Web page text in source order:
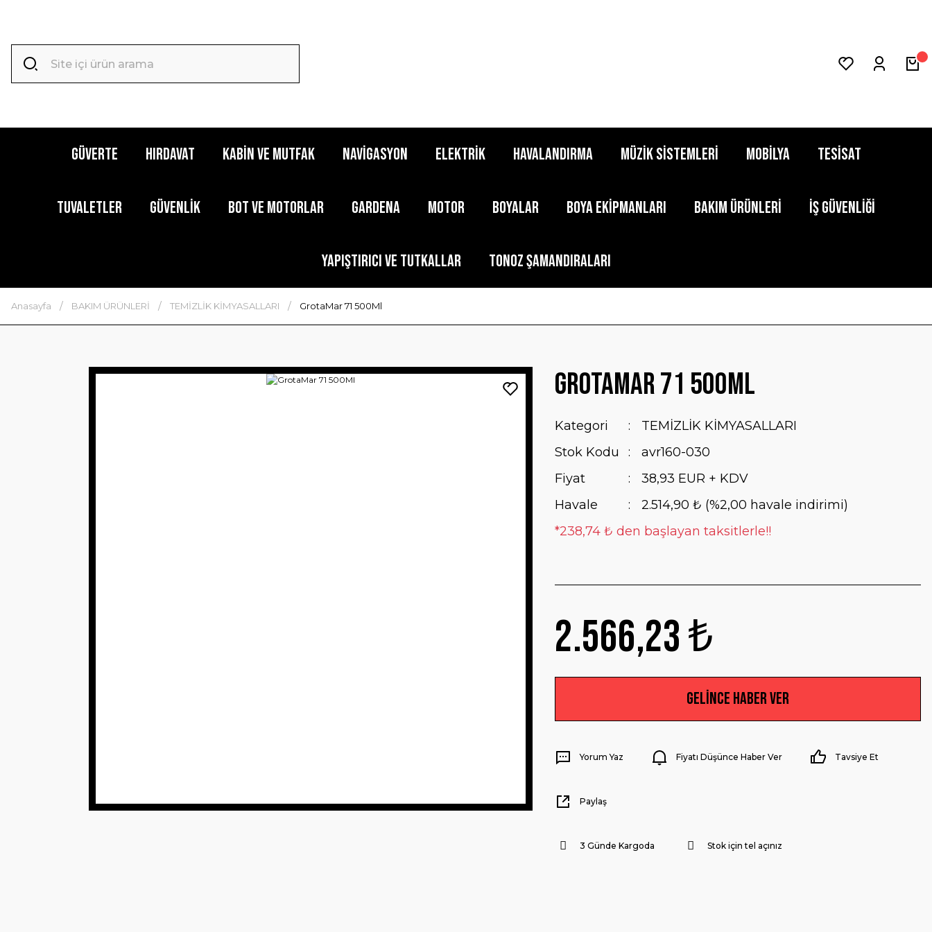
GÜVERTE HIRDAVAT KABİN ve MUTFAK NAVİGASYON ELEKTRİK HAVALANDIRMA MÜZİK SİSTEMLERİ MOBİLYA TESİSAT
TUVALETLER GÜVENLİK BOT ve MOTORLAR GARDENA MOTOR BOYALAR BOYA EKİPMANLARI BAKIM ÜRÜNLERİ İŞ GÜVENLİĞİ
YAPIŞTIRICI ve TUTKALLAR TONOZ ŞAMANDIRALARI
Anasayfa BAKIM ÜRÜNLERİ TEMİZLİK KİMYASALLARI GrotaMar 71 500Ml
GrotaMar 71 500Ml
Kategori
TEMİZLİK KİMYASALLARI
Stok Kodu
avr160-030
Fiyat
38,93 EUR + KDV
Havale
2.514,90 ₺ (%2,00 havale indirimi)
*238,74 ₺ den başlayan taksitlerle!!
2.566,23 ₺
Gelince Haber Ver
Yorum Yaz Fiyatı Düşünce Haber Ver Tavsiye Et
Paylaş
3 Günde Kargoda Stok için tel açınız